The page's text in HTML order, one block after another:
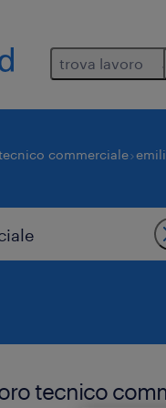
trova lavoro
commerciale
tecnico